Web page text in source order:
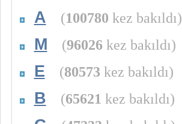
A (100780 kez bakıldı)
M (96026 kez bakıldı)
E (80573 kez bakıldı)
B (65621 kez bakıldı)